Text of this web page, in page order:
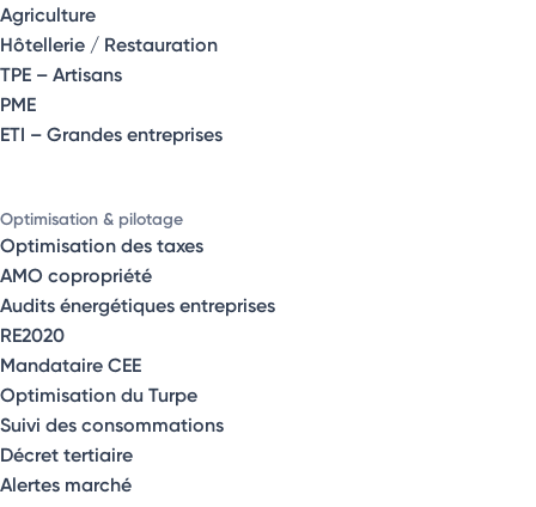
Agriculture
Hôtellerie / Restauration
TPE – Artisans
PME
ETI – Grandes entreprises
Optimisation & pilotage
Optimisation des taxes
AMO copropriété
Audits énergétiques entreprises
RE2020
Mandataire CEE
Optimisation du Turpe
Suivi des consommations
Décret tertiaire
Alertes marché